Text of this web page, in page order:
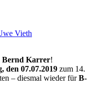
Vieth
Bernd Karrer!
den 07.07.2019 zum 14.
– diesmal wieder fürB-